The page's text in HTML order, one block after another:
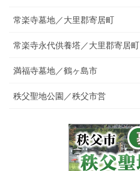
常楽寺墓地／大里郡寄居町
常楽寺永代供養塔／大里郡寄居町
満福寺墓地／鶴ヶ島市
秩父聖地公園／秩父市営